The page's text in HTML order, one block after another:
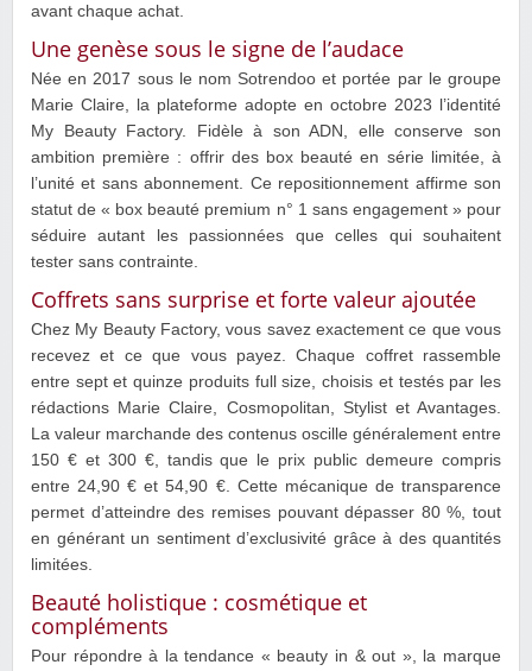
avant chaque achat.
Une genèse sous le signe de l’audace
Née en 2017 sous le nom Sotrendoo et portée par le groupe
Marie Claire, la plateforme adopte en octobre 2023 l’identité
My Beauty Factory. Fidèle à son ADN, elle conserve son
ambition première : offrir des box beauté en série limitée, à
l’unité et sans abonnement. Ce repositionnement affirme son
statut de « box beauté premium n° 1 sans engagement » pour
séduire autant les passionnées que celles qui souhaitent
tester sans contrainte.
Coffrets sans surprise et forte valeur ajoutée
Chez My Beauty Factory, vous savez exactement ce que vous
recevez et ce que vous payez. Chaque coffret rassemble
entre sept et quinze produits full size, choisis et testés par les
rédactions Marie Claire, Cosmopolitan, Stylist et Avantages.
La valeur marchande des contenus oscille généralement entre
150 € et 300 €, tandis que le prix public demeure compris
entre 24,90 € et 54,90 €. Cette mécanique de transparence
permet d’atteindre des remises pouvant dépasser 80 %, tout
en générant un sentiment d’exclusivité grâce à des quantités
limitées.
Beauté holistique : cosmétique et
compléments
Pour répondre à la tendance « beauty in & out », la marque